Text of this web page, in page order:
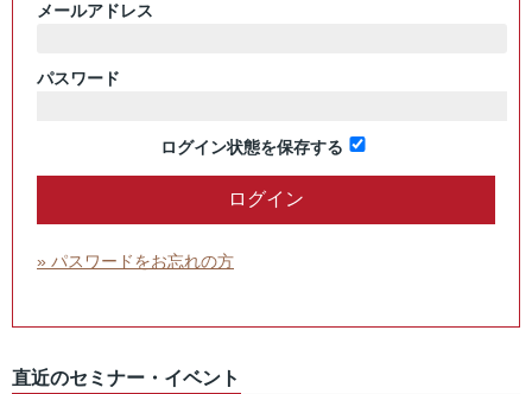
メールアドレス
パスワード
ログイン状態を保存する
» パスワードをお忘れの方
直近のセミナー・イベント